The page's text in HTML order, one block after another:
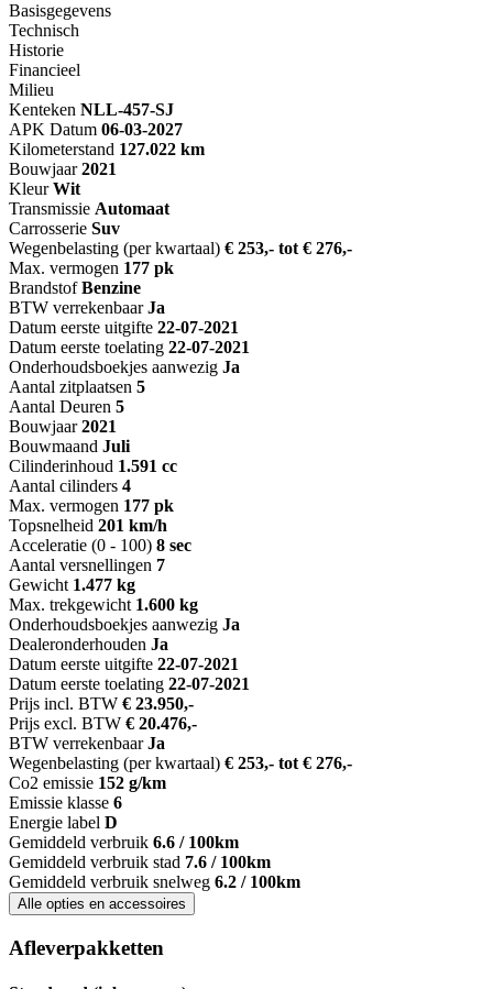
Basisgegevens
Technisch
Historie
Financieel
Milieu
Kenteken NLL-457-SJ
APK Datum 06-03-2027
Kilometerstand 127.022 km
Bouwjaar 2021
Kleur Wit
Transmissie Automaat
Carrosserie Suv
Wegenbelasting (per kwartaal) € 253,- tot € 276,-
Max. vermogen 177 pk
Brandstof Benzine
BTW verrekenbaar Ja
Datum eerste uitgifte 22-07-2021
Datum eerste toelating 22-07-2021
Onderhoudsboekjes aanwezig Ja
Aantal zitplaatsen 5
Aantal Deuren 5
Bouwjaar 2021
Bouwmaand Juli
Cilinderinhoud 1.591 cc
Aantal cilinders 4
Max. vermogen 177 pk
Topsnelheid 201 km/h
Acceleratie (0 - 100) 8 sec
Aantal versnellingen 7
Gewicht 1.477 kg
Max. trekgewicht 1.600 kg
Onderhoudsboekjes aanwezig Ja
Dealeronderhouden Ja
Datum eerste uitgifte 22-07-2021
Datum eerste toelating 22-07-2021
Prijs incl. BTW € 23.950,-
Prijs excl. BTW € 20.476,-
BTW verrekenbaar Ja
Wegenbelasting (per kwartaal) € 253,- tot € 276,-
Co2 emissie 152 g/km
Emissie klasse 6
Energie label D
Gemiddeld verbruik 6.6 / 100km
Gemiddeld verbruik stad 7.6 / 100km
Gemiddeld verbruik snelweg 6.2 / 100km
Alle opties en accessoires
Afleverpakketten